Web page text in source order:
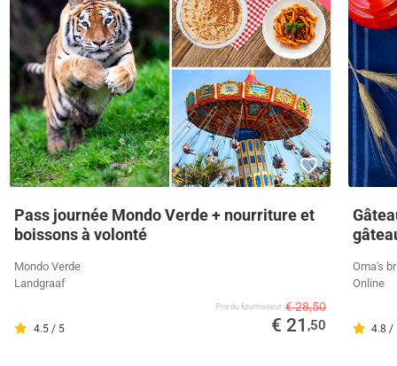
Pass journée Mondo Verde + nourriture et
boissons à volonté
Mondo Verde
Landgraaf
4.5 / 5
Prix ​​du fournisseur € 28,50
€ 21 ,50
Oma's
Online
4.8 /